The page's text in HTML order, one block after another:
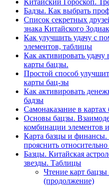
Китайский Гороскоп.
Бадзы. Как выбрать
Список секретных
знака Китайского
Как улучшить удачу с
элементов, таблицы
Как активировать
карты бацзы.
Простой способ
карты бац-зы
Как активировать
бадзы
Самонаказание в картах
Основы бацзы.
комбинации элементов
Карта базцы и финансы.
прояснить
Базцы. Китайская
звезды. Таблицы
Чтение карт
(продолжение)